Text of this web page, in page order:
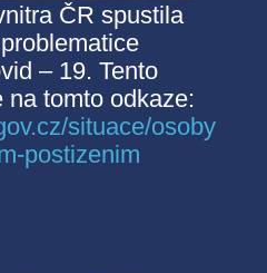
ČR spustila
– 19. Tento
na tomto odkaze:
situace/osoby
postizenim